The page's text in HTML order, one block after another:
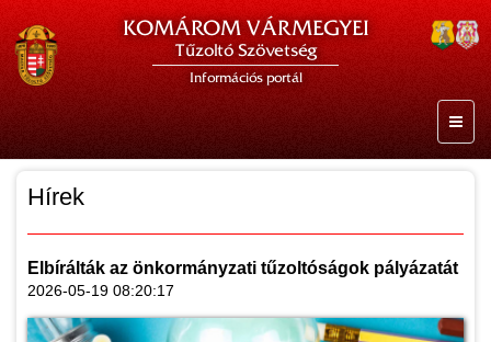
KOMÁROM VÁRMEGYEI
Tűzoltó Szövetség
Információs portál
Hírek
Elbírálták az önkormányzati tűzoltóságok pályázatát
2026-05-19 08:20:17